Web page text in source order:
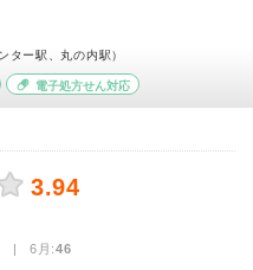
ター駅、丸の内駅）
電子処方せん対応
3.94
| 6月:46